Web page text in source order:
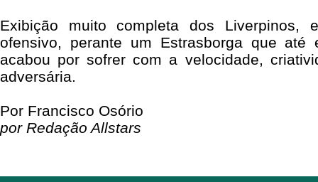
Exibição muito completa dos Liverpinos,
ofensivo, perante um Estrasborga que
acabou por sofrer com a velocidade,
adversária.
Por Francisco Osório
por Redação Allstars